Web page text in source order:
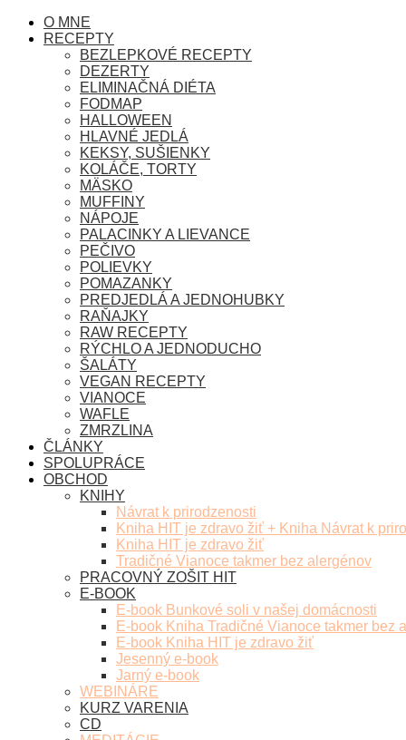
O MNE
RECEPTY
BEZLEPKOVÉ RECEPTY
DEZERTY
ELIMINAČNÁ DIÉTA
FODMAP
HALLOWEEN
HLAVNÉ JEDLÁ
KEKSY, SUŠIENKY
KOLÁČE, TORTY
MÄSKO
MUFFINY
NÁPOJE
PALACINKY A LIEVANCE
PEČIVO
POLIEVKY
POMAZANKY
PREDJEDLÁ A JEDNOHUBKY
RAŇAJKY
RAW RECEPTY
RÝCHLO A JEDNODUCHO
ŠALÁTY
VEGAN RECEPTY
VIANOCE
WAFLE
ZMRZLINA
ČLÁNKY
SPOLUPRÁCE
OBCHOD
KNIHY
Návrat k prirodzenosti
Kniha HIT je zdravo žiť + Kniha Návrat k
Kniha HIT je zdravo žiť
Tradičné Vianoce takmer bez alergénov
PRACOVNÝ ZOŠIT HIT
E-BOOK
E-book Bunkové soli v našej domácnosti
E-book Kniha Tradičné Vianoce takmer bez
E-book Kniha HIT je zdravo žiť
Jesenný e-book
Jarný e-book
WEBINÁRE
KURZ VARENIA
CD